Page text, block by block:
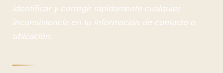
identificar y corregir rápidamente cualquier
inconsistencia en tu información de contacto o
ubicación.